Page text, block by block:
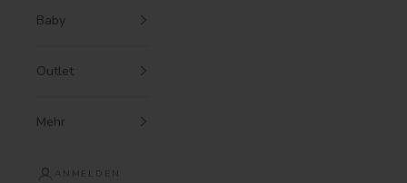
Baby
Outlet
Mehr
ANMELDEN